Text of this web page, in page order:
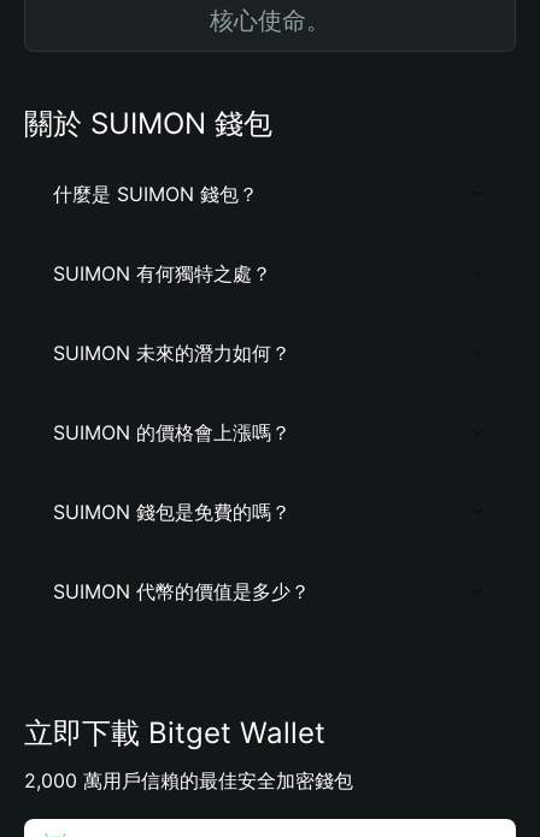
核心使命。
關於 SUIMON 錢包
什麼是 SUIMON 錢包？
SUIMON 有何獨特之處？
SUIMON 未來的潛力如何？
SUIMON 的價格會上漲嗎？
SUIMON 錢包是免費的嗎？
SUIMON 代幣的價值是多少？
立即下載 Bitget Wallet
2,000 萬用戶信賴的最佳安全加密錢包